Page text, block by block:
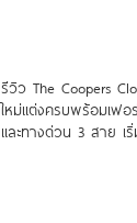
รีวิว The Coopers
ใหม่แต่งครบพร้อมเฟ
และทางด่วน 3 สาย เ